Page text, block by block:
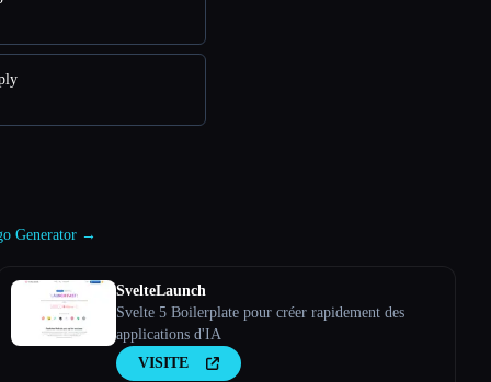
Generator →
SvelteLaunch
Svelte 5 Boilerplate pour créer rapidement des
applications d'IA
VISITE